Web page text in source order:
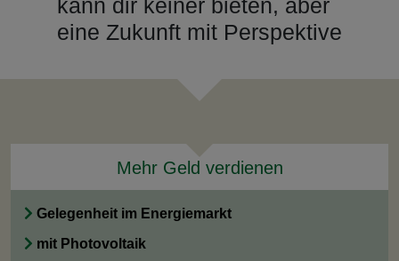
kann dir keiner bieten, aber
eine Zukunft mit Perspektive
Mehr Geld verdienen
Gelegenheit im Energiemarkt
mit Photovoltaik